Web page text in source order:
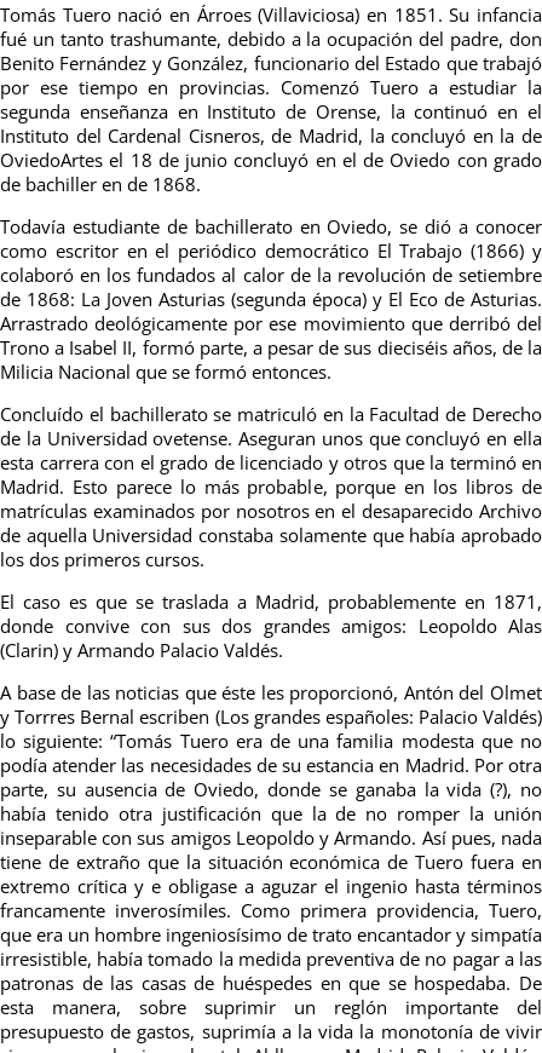
Tomás Tuero nació en Árroes (Villaviciosa) en 1851. Su infancia
fué un tanto trashumante, debido a la ocupación del padre, don
Benito Fernández y González, funcionario del Estado que trabajó
por ese tiempo en provincias. Comenzó Tuero a estudiar la
segunda enseñanza en Instituto de Orense, lacontinuó en el
Instituto del Cardenal Cisneros,de Madrid, la concluyó en la de
OviedoArtes el 18 de junioconcluyó en el de Oviedo con grado
de bachiller en de 1868.
Todavía estudiante de bachillerato en Oviedo, se dió a conocer
como escritor enel periódico democrático El Trabajo (1866) y
colaboró en los fundados al calor de la revolución de setiembre
de 1868: La Joven Asturias (segunda época) y El Eco de Asturias.
Arrastradodeológicamente por ese movimiento que derribó del
Trono a Isabel II, formó parte, a pesar de sus dieciséis años, de la
Milicia Nacional que se formó entonces.
Concluído el bachillerato se matriculó en la Facultad de Derecho
de la Universidad ovetense. Aseguran unos que concluyó en ella
esta carrera con el grado de licenciado y otros que la terminó en
Madrid. Esto parece lo más probable, porque en los libros de
matrículas examinados por nosotros en el desaparecido Archivo
de aquella Universidad constaba solamente que había aprobado
los dos primeros cursos.
El caso es que se traslada a Madrid, probablemente en 1871,
donde convive con sus dos grandes amigos: Leopoldo Alas
(Clarin) y Armando Palacio Valdés.
A base de las noticias queéste les proporcionó, Antón del Olmet
y Torrres Bernal escriben (Los grandes españoles: Palacio Valdés)
losiguiente: “Tomás Tuero era de una familia modesta que no
podía atender las necesidades de su estancia en Madrid. Por otra
parte, su ausencia de Oviedo, donde se ganaba la vida (?), no
había tenido otra justificación que la de no romper la unión
inseparable con sus amigos Leopoldo y Armando. Así pues, nada
tiene de extraño que la situacióneconómica de Tuero fuera en
extremo crítica y e obligase a aguzar el ingenio hasta términos
francamente inverosímiles. Como primera providencia, Tuero,
que era un hombre ingeniosísimo de trato encantador y simpatía
irresistible, había tomado la medida preventiva de no pagar a las
patronas de las casas de huéspedes en que se hospedaba. De
esta manera, sobre suprimir un reglón importante del
presupuesto de gastos, suprimía a la vida la monotonía de vivir